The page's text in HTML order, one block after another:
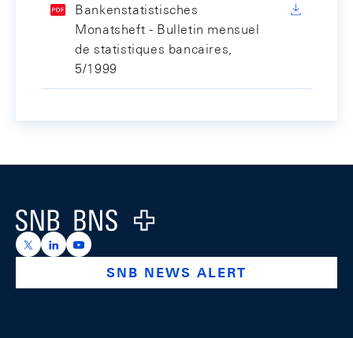
Bankenstatistisches
Monatsheft - Bulletin mensuel
de statistiques bancaires,
5/1999
Logo
https://x.com/snb_bns
https://ch.linkedin.com/company/swiss-national-
https://www.youtube.com/@swissnationalbank
SNB NEWS ALERT